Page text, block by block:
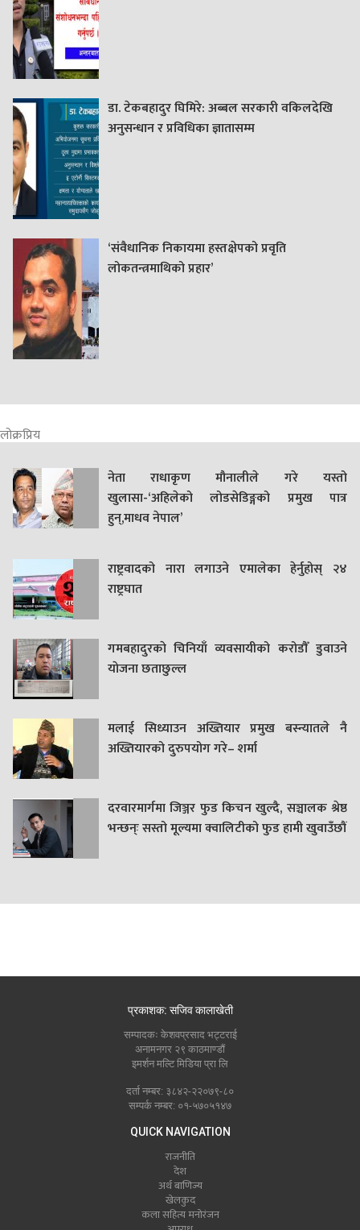
डा. टेकबहादुर घिमिरे: अब्बल सरकारी वकिलदेखि
अनुसन्धान र प्रविधिका ज्ञातासम्म
‘संवैधानिक निकायमा हस्तक्षेपको प्रवृति
लोकतन्त्रमाथिको प्रहार’
लोक्रप्रिय
नेता राधाकृण मौनालीले गरे यस्तो
खुलासा-‘अहिलेको लोडसेडिङ्गको प्रमुख पात्र
हुन्,माधव नेपाल’
राष्ट्रवादको नारा लगाउने एमालेका हेर्नुहोस् २४
राष्ट्रघात
गमबहादुरकाे चिनियाँ व्यवसायीको करोडौँ डुवाउने
याेजना छताछुल्ल
मलाई सिध्याउन अख्तियार प्रमुख बस्न्यातले नै
अख्तियारको दुरुपयोग गरे– शर्मा
दरवारमार्गमा जिञ्जर फुड किचन खुल्दै, सञ्चालक श्रेष्ठ
भन्छन्ः सस्तो मूल्यमा क्वालिटीको फुड हामी खुवाउँछौं
प्रकाशक: सजिव कालाखेती
सम्पादकः केशवप्रसाद भट्टराई
अनामनगर २९ काठमाण्डौं
इमर्शन मल्टि मिडिया प्रा लि
दर्ता नम्बर: ३८४२-२२०७९-८०
सम्पर्क नम्बर: ०१-५७०५१४७
QUICK NAVIGATION
राजनीति
देश
अर्थ बाणिज्य
खेलकुद
कला सहित्य मनोरंजन